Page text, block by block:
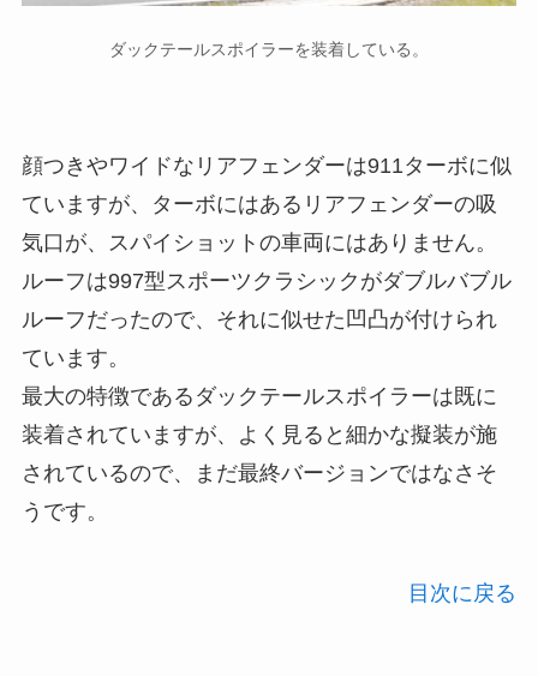
ダックテールスポイラーを装着している。
顔つきやワイドなリアフェンダーは911ターボに似
ていますが、ターボにはあるリアフェンダーの吸
気口が、スパイショットの車両にはありません。
ルーフは997型スポーツクラシックがダブルバブル
ルーフだったので、それに似せた凹凸が付けられ
ています。
最大の特徴であるダックテールスポイラーは既に
装着されていますが、よく見ると細かな擬装が施
されているので、まだ最終バージョンではなさそ
うです。
目次に戻る